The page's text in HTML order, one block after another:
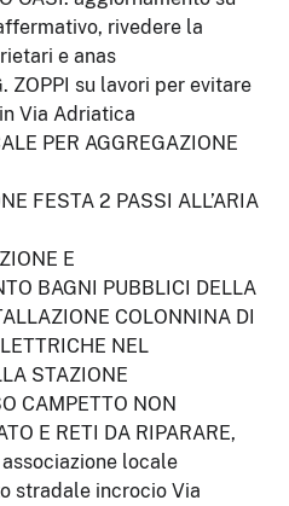
rivedere la
e anas
ZOPPI su lavori per evitare
Via Adriatica
PER AGGREGAZIONE
FESTA 2 PASSI ALL’ARIA
E
BAGNI PUBBLICI DELLA
COLONNINA DI
NEL
STAZIONE
CAMPETTO NON
E RETI DA RIPARARE,
locale
stradale incrocio Via